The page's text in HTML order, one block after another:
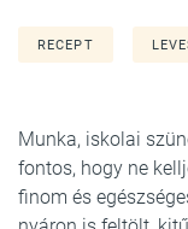
RECEPT
Munka, iskolai
fontos, hogy ne
finom és